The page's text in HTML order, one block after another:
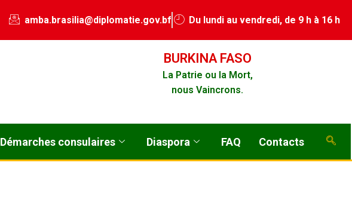
amba.brasilia@diplomatie.gov.bf Du lundi au vendredi, de 9 h à 16 h
BURKINA FASO
La Patrie ou la Mort,
nous Vaincrons.
Démarches consulaires Diaspora FAQ Contacts